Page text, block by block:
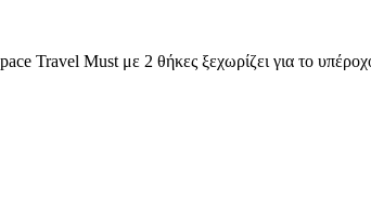
Travel Must με 2 θήκες ξεχωρίζει για το